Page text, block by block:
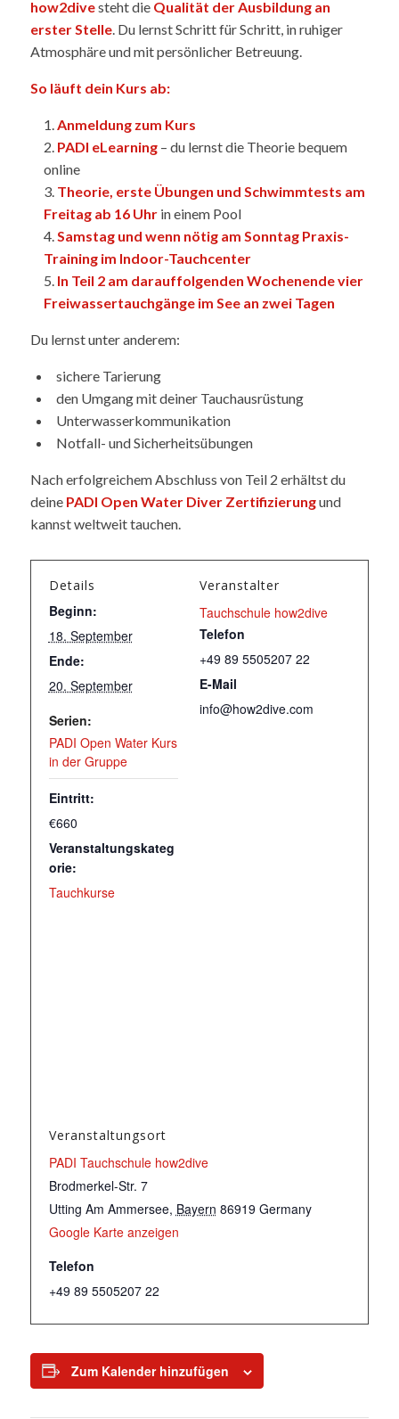
how2divesteht die Qualität der Ausbildung an
erster Stelle. Du lernst Schritt für Schritt, in ruhiger
Atmosphäre und mit persönlicher Betreuung.
So läuft dein Kurs ab:
Anmeldung zum Kurs
PADI eLearning– du lernst die Theorie bequem
online
Theorie, erste Übungen und Schwimmtests am
Freitag ab 16 Uhrin einem Pool
Samstag und wenn nötig am Sonntag Praxis-
Training im Indoor-Tauchcenter
In Teil 2 am darauffolgenden Wochenende vier
Freiwassertauchgänge im See an zwei Tagen
Du lernst unter anderem:
sichere Tarierung
den Umgang mit deiner Tauchausrüstung
Unterwasserkommunikation
Notfall- und Sicherheitsübungen
Nach erfolgreichem Abschluss von Teil 2 erhältst du
deine PADI Open Water Diver Zertifizierungund
kannst weltweit tauchen.
Details
Beginn:
18. September
Ende:
20. September
Serien:
PADI Open Water Kurs
in der Gruppe
Eintritt:
€660
Veranstaltungskateg
orie:
Tauchkurse
Veranstalter
Tauchschule how2dive
Telefon
+49 89 5505207 22
E-Mail
info@how2dive.com
Veranstaltungsort
PADI Tauchschule how2dive
Brodmerkel-Str. 7
Utting Am Ammersee, Bayern 86919 Germany
Google Karte anzeigen
Telefon
+49 89 5505207 22
Zum Kalender hinzufügen